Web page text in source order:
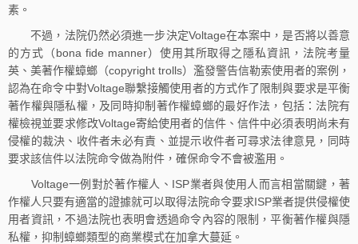
素。
不過，法院仍然必須進一步決定Voltage在本案中，是否將以善意
的方式（bona fide manner）使用其所取得之隱私資訊，法院考量
英、美著作權蟑螂（copyright trolls）濫發警告信勒索使用者的案例，
認為在命令中對Voltage聯繫接觸使用者的方式作了限制與要求是平衡
著作權與隱私權，及同時抑制著作權蟑螂的最好作法，包括：法院有
權檢視並要求修改Voltage寄給使用者的信件、信件中必須表明尚未有
侵權的裁決、收件者未必有責、並提示收件者可尋求法律意見，同時
要求該信件以法院命令做為附件，確保命令不會被濫用。
Voltage一例對於著作權人、ISP業者與使用人而言相當關鍵，著
作權人只要有適當的證據就可以取得法院命令要求ISP業者提供侵權使
用者資訊，不過法院也表明會透過命令內容的限制，平衡著作權與隱
私權，抑制蟑螂類型的商業模式在加拿大蔓延。